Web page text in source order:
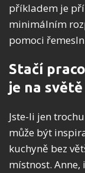
příkladem je
minimálním
pomoci
Stačí
je na světě
Jste-li jen
může být
kuchyně bez
místnost.